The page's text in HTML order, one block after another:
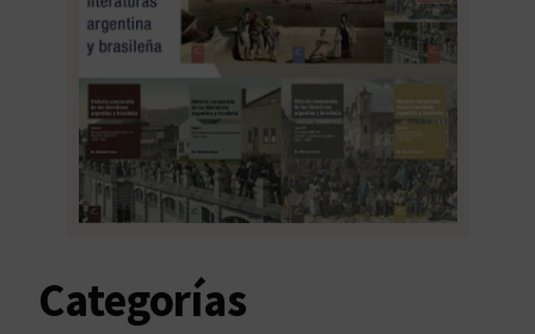
L
o
m
ú
l
t
i
l
e
Categorías